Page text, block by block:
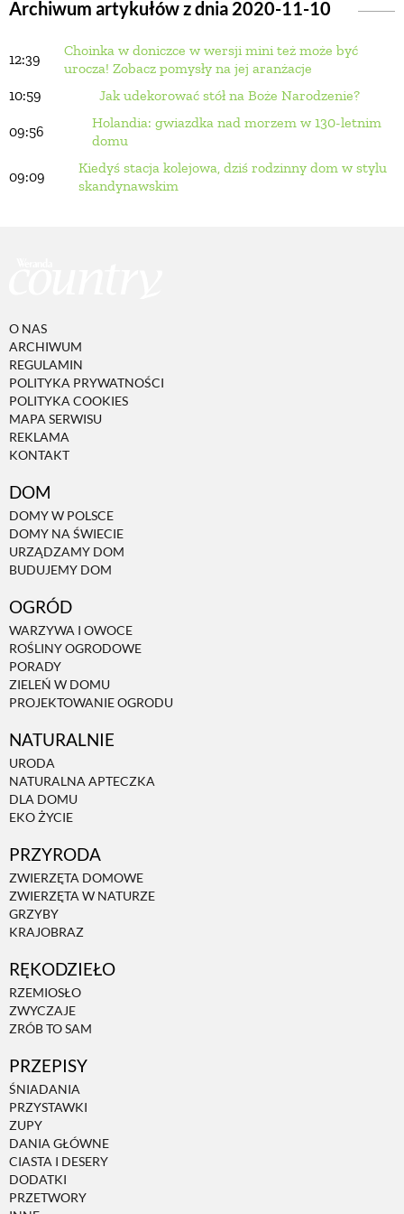
Archiwum artykułów z dnia 2020-11-10
12:39
Choinka w doniczce w wersji mini też może być
urocza! Zobacz pomysły na jej aranżacje
10:59
Jak udekorować stół na Boże Narodzenie?
09:56
Holandia: gwiazdka nad morzem w 130-letnim
domu
09:09
Kiedyś stacja kolejowa, dziś rodzinny dom w stylu
skandynawskim
O NAS
ARCHIWUM
REGULAMIN
POLITYKA PRYWATNOŚCI
POLITYKA COOKIES
MAPA SERWISU
REKLAMA
KONTAKT
DOM
DOMY W POLSCE
DOMY NA ŚWIECIE
URZĄDZAMY DOM
BUDUJEMY DOM
OGRÓD
WARZYWA I OWOCE
ROŚLINY OGRODOWE
PORADY
ZIELEŃ W DOMU
PROJEKTOWANIE OGRODU
NATURALNIE
URODA
NATURALNA APTECZKA
DLA DOMU
EKO ŻYCIE
PRZYRODA
ZWIERZĘTA DOMOWE
ZWIERZĘTA W NATURZE
GRZYBY
KRAJOBRAZ
RĘKODZIEŁO
RZEMIOSŁO
ZWYCZAJE
ZRÓB TO SAM
PRZEPISY
ŚNIADANIA
PRZYSTAWKI
ZUPY
DANIA GŁÓWNE
CIASTA I DESERY
DODATKI
PRZETWORY
BUDUJEMY DOM
WARZYWA I OWOCE
PROJEKTOWANIE OGRODU
NATURALNA APTECZKA